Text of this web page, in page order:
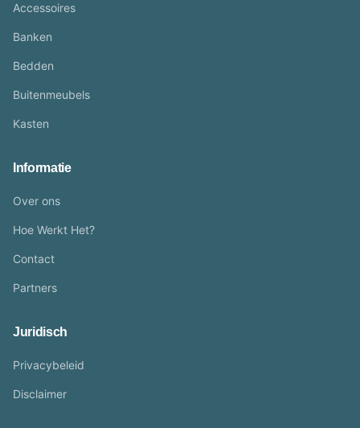
Accessoires
Banken
Bedden
Buitenmeubels
Kasten
Informatie
Over ons
Hoe Werkt Het?
Contact
Partners
Juridisch
Privacybeleid
Disclaimer